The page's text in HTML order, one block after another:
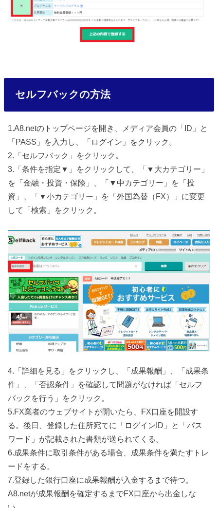
セルフバックの方法
1.A8.netのトップページを開き、メディア会員の「ID」と
「PASS」を入力し、「ログイン」をクリック。
2.「セルフバック」をクリック。
3.「条件を指定▼」をクリックして、「▼大カテゴリー」
を「金融・投資・保険」、「▼中カテゴリー」を「投
資」、「▼小カテゴリー」を「外国為替（FX）」に変更
して「検索」をクリック。
4.「詳細を見る」をクリックし、「成果報酬」、「成果条
件」、「否認条件」を確認して問題がなければ「セルフ
バックを行う」をクリック。
5.FX業者のウェブサイトが開いたら、FX口座を開設す
る。後日、登録した住所宛てに「ログインID」と「パス
ワード」が記載された書類が送られてくる。
6.成果条件に取引条件がある場合、成果条件を満たすトレ
ードをする。
7.登録した銀行口座に成果報酬が入金するまで待つ。
A8.netが成果報酬を確定するまでFX口座から出金しな